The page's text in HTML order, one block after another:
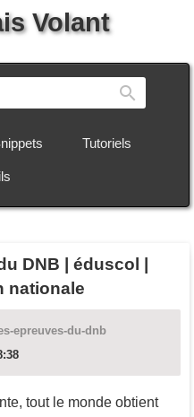
Volant
Tutoriels
DNB | éduscol |
nationale
epreuves-du-dnb
tout le monde obtient